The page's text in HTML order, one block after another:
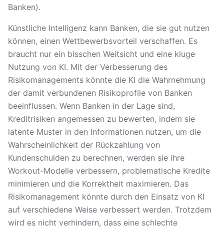
Banken).
Künstliche Intelligenz kann Banken, die sie gut nutzen
können, einen Wettbewerbsvorteil verschaffen. Es
braucht nur ein bisschen Weitsicht und eine kluge
Nutzung von KI. Mit der Verbesserung des
Risikomanagements könnte die KI die Wahrnehmung
der damit verbundenen Risikoprofile von Banken
beeinflussen. Wenn Banken in der Lage sind,
Kreditrisiken angemessen zu bewerten, indem sie
latente Muster in den Informationen nutzen, um die
Wahrscheinlichkeit der Rückzahlung von
Kundenschulden zu berechnen, werden sie ihre
Workout-Modelle verbessern, problematische Kredite
minimieren und die Korrektheit maximieren. Das
Risikomanagement könnte durch den Einsatz von KI
auf verschiedene Weise verbessert werden. Trotzdem
wird es nicht verhindern, dass eine schlechte